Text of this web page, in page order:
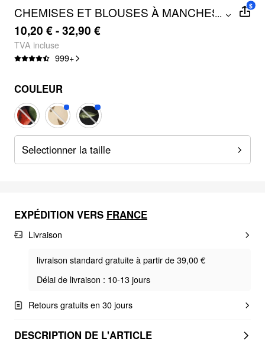
CHEMISES ET BLOUSES À MANCHES
COURTES À BOUTON EN FAÇADE
FLEURIES CURVE & PLUS
...
10,20 € - 32,90 €
TVA incluse
999+
$
COULEUR
Selectionner la taille
EXPÉDITION VERS FRANCE
Livraison
livraison standard gratuite à partir de 39,00 €
Délai de livraison : 10-13 jours
Retours gratuits en 30 jours
DESCRIPTION DE L'ARTICLE